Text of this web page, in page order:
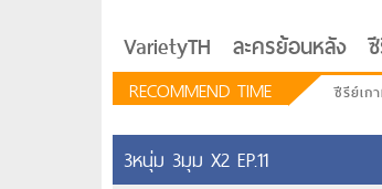
VarietyTH ละครย้อนหลัง
RECOMMEND TIME ซีรีย์เก
3หนุ่ม 3มุม X2 EP.11